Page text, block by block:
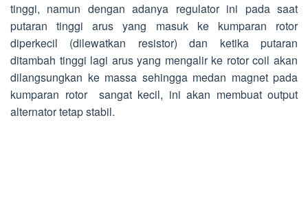
tinggi, namun dengan adanya regulator ini pada saat
putaran tinggi arus yang masuk ke kumparan rotor
diperkecil (dilewatkan resistor) dan ketika putaran
ditambah tinggi lagi arus yang mengalir ke rotor coil akan
dilangsungkan ke massa sehingga medan magnet pada
kumparan rotor sangat kecil, ini akan membuat output
alternator tetap stabil.